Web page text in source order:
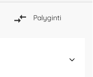
Palyginti